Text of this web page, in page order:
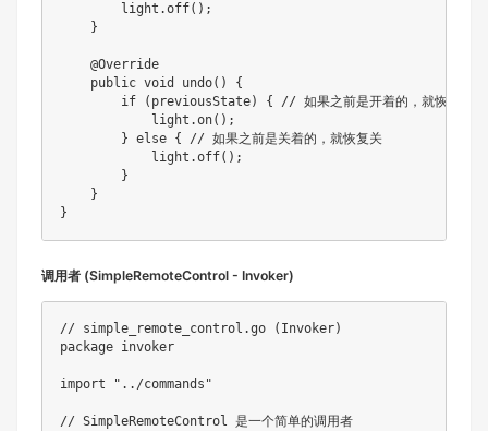
        light
.off( ) ;
}
@Override
public void undo( )
{
if
( previousState) {
// 如果之前是开着的，就恢复开
            light
.on( ) ;
} else {
// 如果之前是关着的，就恢复关
            light
.off( ) ;
}
}
}
调用者 (SimpleRemoteControl - Invoker)
// simple_remote_control.go (Invoker)
package invoker
import "../commands"
// SimpleRemoteControl 是一个简单的调用者